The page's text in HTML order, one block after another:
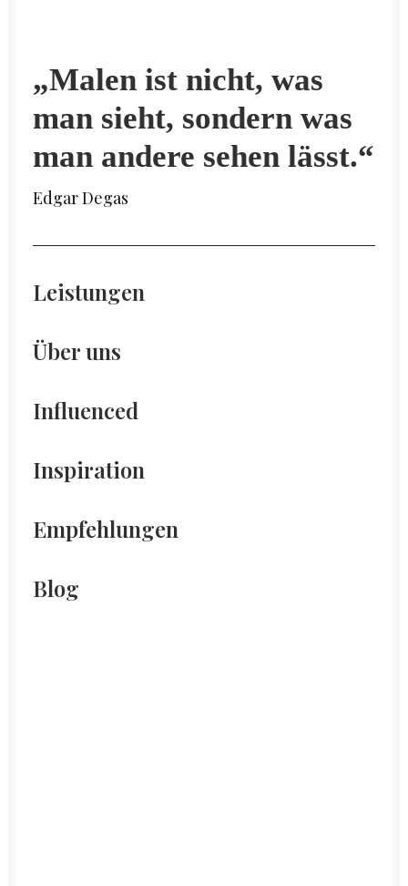
„Malen ist nicht, was
man sieht, sondern was
man andere sehen lässt.“
Edgar Degas
Leistungen
Über uns
Influenced
Inspiration
Empfehlungen
Blog